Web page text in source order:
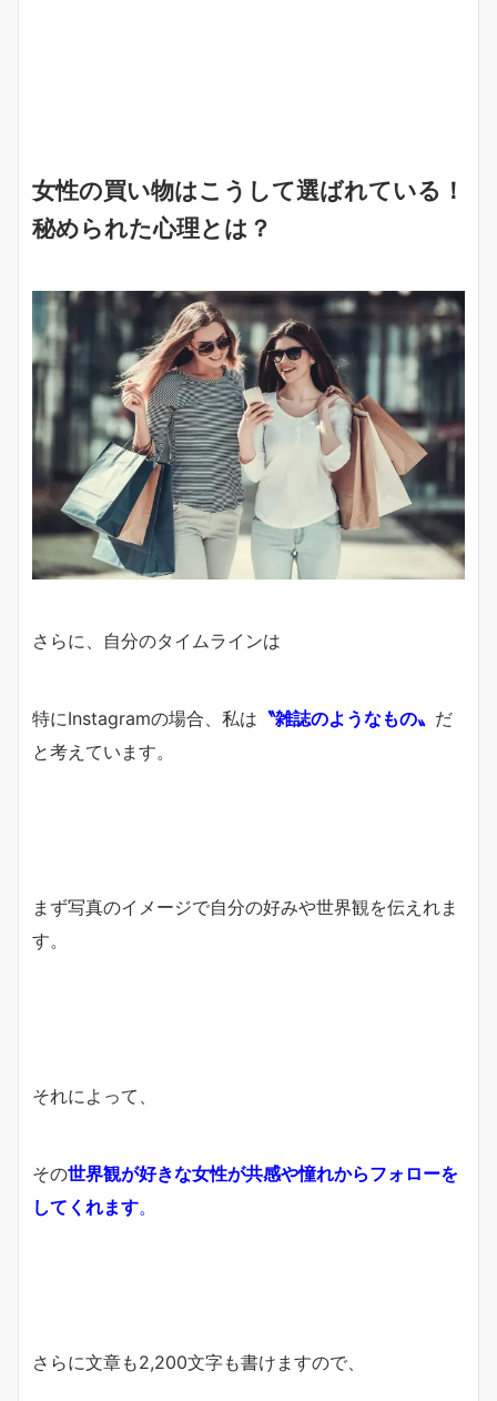
女性の買い物はこうして選ばれている！
秘められた心理とは？
さらに、 自分のタイムラインは
特にInstagramの場合、 私は 〝雑誌のようなもの〟 だ
と考えています。
まず写真のイメージで自分の好みや世界観を伝えれま
す。
それによって、
その世界観が好きな女性が共感や憧れからフォローを
してくれます。
さらに文章も2,200文字も書けますので、